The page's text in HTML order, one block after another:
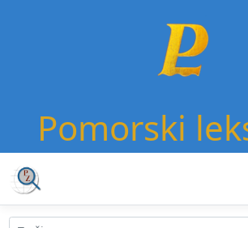
Pomorski